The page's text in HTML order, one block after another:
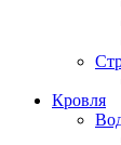
Кровля